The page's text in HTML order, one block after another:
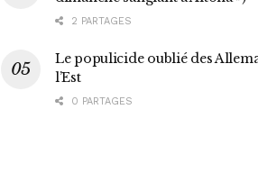
2 PARTAGES
Le populicide oublié des
l’Est
0 PARTAGES